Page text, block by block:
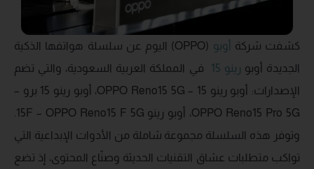
كشفت شركة أوبو
(OPPO) اليوم عن سلسلة هواتفها الذكية
الجديدة أوبو رينو 15
في المملكة العربية السعودية، والتي تضم
الإصدارات: أوبو رينو 15 – OPPO Reno15 5G، أوبو رينو 15 برو –
وتوفر هذه السلسلة مجموعة شاملة من الأدوات الإبداعية التي
تواكب متطلبات عشاق التقنيات الحديثة وصنّاع المحتوى، إذ تضع